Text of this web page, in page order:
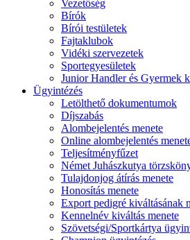
Vezetőség
Bírók
Bírói testületek
Fajtaklubok
Vidéki szervezetek
Sportegyesületek
Junior Handler és Gyermek
Ügyintézés
Letölthető dokumentumok
Díjszabás
Alombejelentés menete
Online alombejelentés
Teljesítményfűzet
Német Juhászkutya
Tulajdonjog átírás menete
Honosítás menete
Export pedigré kiváltásának
Kennelnév kiváltás menete
Szövetségi/Sportkártya